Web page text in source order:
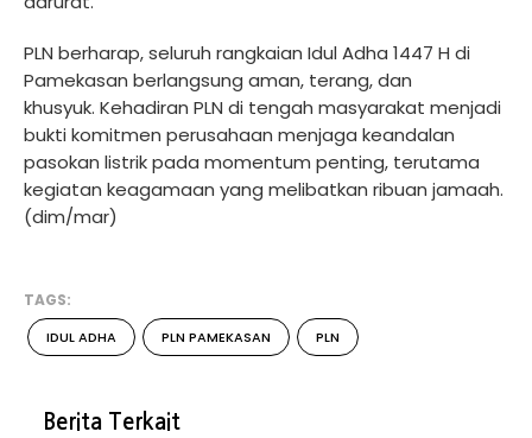
PLN berharap, seluruh rangkaian Idul Adha 1447 H di
Pamekasan berlangsung aman, terang, dan
khusyuk. Kehadiran PLN di tengah masyarakat menjadi
bukti komitmen perusahaan menjaga keandalan
pasokan listrik pada momentum penting, terutama
kegiatan keagamaan yang melibatkan ribuan jamaah.
(dim/mar)
TAGS:
IDUL ADHA PLN PAMEKASAN PLN
Berita Terkait